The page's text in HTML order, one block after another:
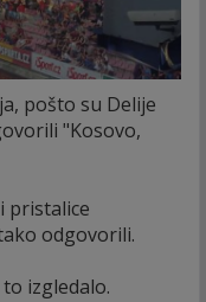
pošto su Delije
"Kosovo,
pristalice
odgovorili.
izgledalo.